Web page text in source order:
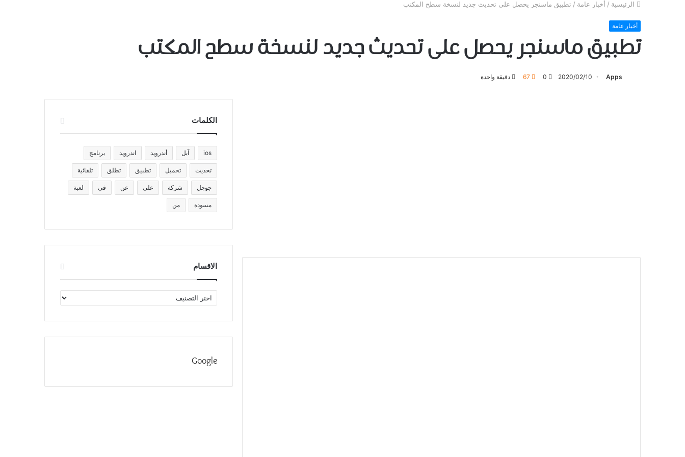
الرئيسية / أخبار عامة / تطبيق ماسنجر يحصل على تحديث ﺟﺪﻳﺪ لنسخة سطح المكتب
أخبار عامة
تطبيق ماسنجر يحصل على تحديث ﺟﺪﻳﺪ لنسخة سطح المكتب
Apps
2020/02/10
0
67 دقيقة واحدة
الكلمات
ios آبل أندرويد اندرويد برنامج
تحديث تحميل تطبيق تطلق تلقائية
جوجل شركة على عن في لعبة
مسودة من
الاقسام
الاقسام
Google